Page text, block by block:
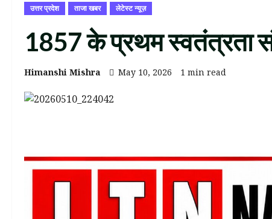
उत्तर प्रदेश ताजा खबर लेटेस्ट न्यूज़
1857 के प्रथम स्वतंत्रता
Himanshi Mishra May 10, 2026 1 min read